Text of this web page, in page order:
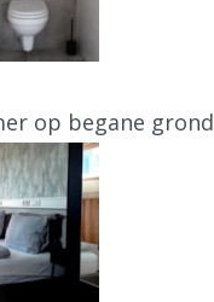
op begane grond